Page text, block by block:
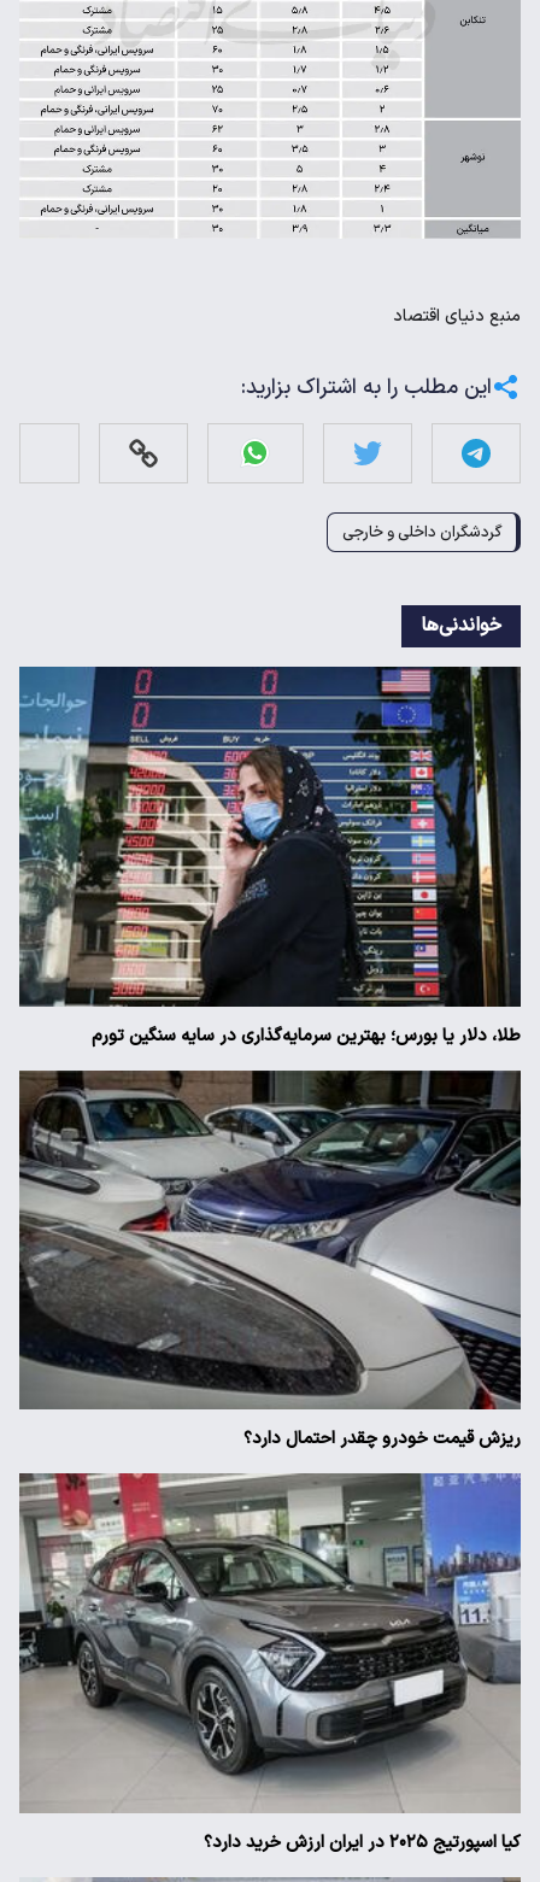
منبع دنیای اقتصاد
این مطلب را به اشتراک بزارید:
گردشگران داخلی و خارجی
خواندنی‌ها
طلا، دلار یا بورس؛ بهترین سرمایه‌گذاری در سایه سنگین تورم
ریزش قیمت خودرو چقدر احتمال دارد؟
کیا اسپورتیج ۲۰۲۵ در ایران ارزش خرید دارد؟